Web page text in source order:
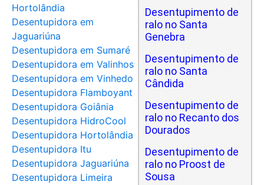
Hortolândia
Desentupidora em
Jaguariúna
Desentupidora em Sumaré
Desentupidora em Valinhos
Desentupidora em Vinhedo
Desentupidora Flamboyant
Desentupidora Goiânia
Desentupidora HidroCool
Desentupidora Hortolândia
Desentupidora Itu
Desentupidora Jaguariúna
Desentupidora Limeira
Desentupimento de
ralo no Santa
Genebra
Desentupimento de
ralo no Santa
Cândida
Desentupimento de
ralo no Recanto dos
Dourados
Desentupimento de
ralo no Proost de
Sousa